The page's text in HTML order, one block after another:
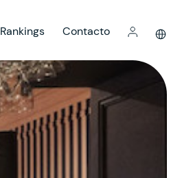
Rankings Contacto